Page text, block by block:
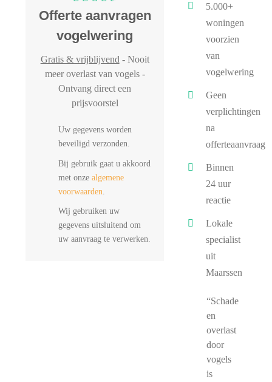
Offerte aanvragen
vogelwering
Gratis & vrijblijvend - Nooit
meer overlast van vogels -
Ontvang direct een
prijsvoorstel
Uw gegevens worden
beveiligd verzonden.
Bij gebruik gaat u akkoord
met onze algemene
voorwaarden
Wij gebruiken uw
gegevens uitsluitend om
uw aanvraag te verwerken.
5.000+
woningen
voorzien
van
vogelwering
Geen
verplichtingen
na
offerteaanvraag
Binnen
24 uur
reactie
Lokale
specialist
uit
Maarssen
“Schade
en
overlast
door
vogels
is